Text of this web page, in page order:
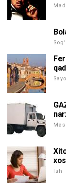
Ish